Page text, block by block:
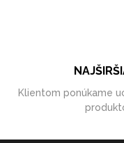
Klientom ponúkame